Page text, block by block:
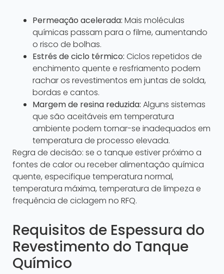
Permeação acelerada: Mais moléculas
químicas passam para o filme, aumentando
o risco de bolhas.
Estrés de ciclo térmico: Ciclos repetidos de
enchimento quente e resfriamento podem
rachar os revestimentos em juntas de solda,
bordas e cantos.
Margem de resina reduzida: Alguns sistemas
que são aceitáveis em temperatura
ambiente podem tornar-se inadequados em
temperatura de processo elevada.
Regra de decisão: se o tanque estiver próximo a
fontes de calor ou receber alimentação química
quente, especifique temperatura normal,
temperatura máxima, temperatura de limpeza e
frequência de ciclagem no RFQ.
Requisitos de Espessura do
Revestimento do Tanque
Químico